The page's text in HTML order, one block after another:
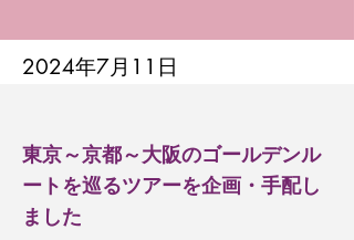
2024年7月11日
東京～京都～大阪のゴールデンル
ートを巡るツアーを企画・手配し
ました